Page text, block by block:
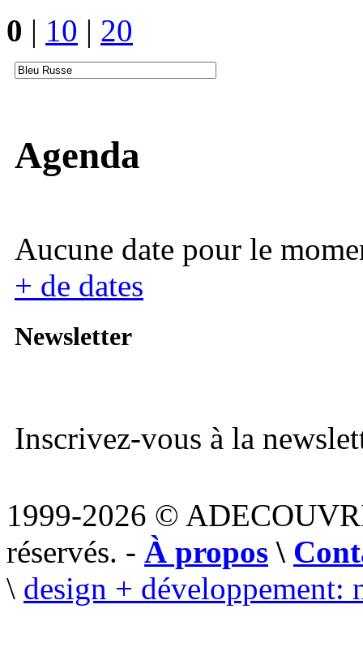
0 | 10 | 20
Agenda
Aucune date pour le
+ de dates
Newsletter
Inscrivez-vous à la
1999-2026 ©
réservés. - À propos \
\ design + développement: